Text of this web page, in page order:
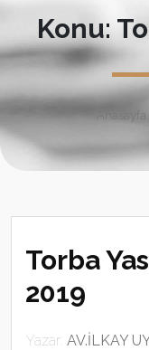
Konu:
Anasayfa
Torba
2019
Yazar: AV.İLKAY